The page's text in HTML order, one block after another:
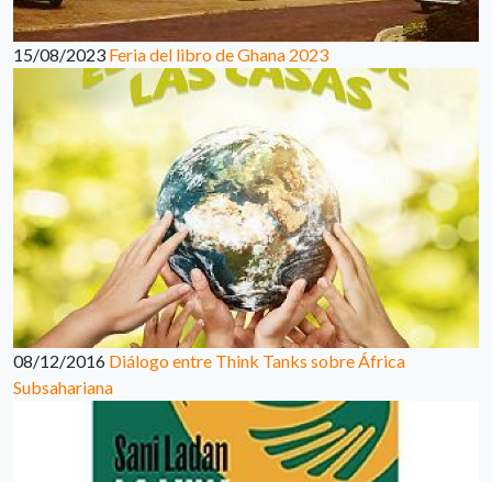
15/08/2023 Feria del libro de Ghana 2023
08/12/2016 Diálogo entre Think Tanks sobre África
Subsahariana